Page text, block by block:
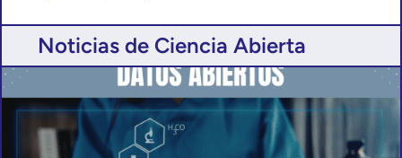
Noticias de Ciencia Abierta